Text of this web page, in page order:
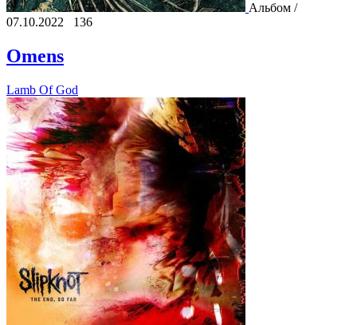
Альбом /
07.10.2022
136
Omens
Lamb Of God